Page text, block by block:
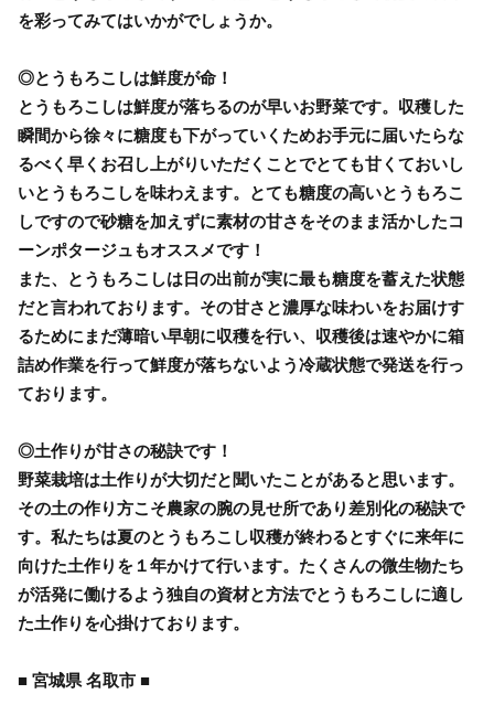
を彩ってみてはいかがでしょうか。
◎とうもろこしは鮮度が命！
とうもろこしは鮮度が落ちるのが早いお野菜です。収穫した
瞬間から徐々に糖度も下がっていくためお手元に届いたらな
るべく早くお召し上がりいただくことでとても甘くておいし
いとうもろこしを味わえます。とても糖度の高いとうもろこ
しですので砂糖を加えずに素材の甘さをそのまま活かしたコ
ーンポタージュもオススメです！
また、とうもろこしは日の出前が実に最も糖度を蓄えた状態
だと言われております。その甘さと濃厚な味わいをお届けす
るためにまだ薄暗い早朝に収穫を行い、収穫後は速やかに箱
詰め作業を行って鮮度が落ちないよう冷蔵状態で発送を行っ
ております。
◎土作りが甘さの秘訣です！
野菜栽培は土作りが大切だと聞いたことがあると思います。
その土の作り方こそ農家の腕の見せ所であり差別化の秘訣で
す。私たちは夏のとうもろこし収穫が終わるとすぐに来年に
向けた土作りを１年かけて行います。たくさんの微生物たち
が活発に働けるよう独自の資材と方法でとうもろこしに適し
た土作りを心掛けております。
■ 宮城県 名取市 ■